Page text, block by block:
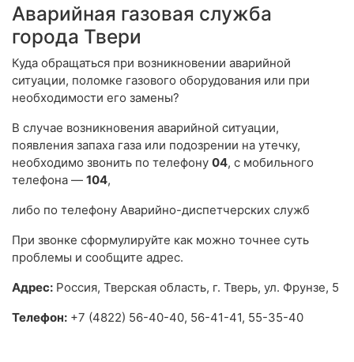
Аварийная газовая служба
города Твери
Куда обращаться при возникновении аварийной
ситуации, поломке газового оборудования или при
необходимости его замены?
В случае возникновения аварийной ситуации,
появления запаха газа или подозрении на утечку,
необходимо звонить по телефону 04, с мобильного
телефона — 104,
либо по телефону Аварийно-диспетчерских служб
При звонке сформулируйте как можно точнее суть
проблемы и сообщите адрес.
Адрес: Россия, Тверская область, г. Тверь, ул. Фрунзе, 5
Телефон: +7 (4822) 56-40-40, 56-41-41, 55-35-40